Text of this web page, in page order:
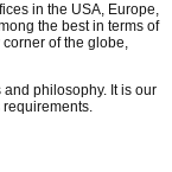
in the USA, Europe,
the best in terms of
of the globe,
philosophy. It is our
requirements.